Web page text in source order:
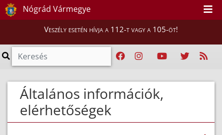
Nógrád Vármegye
Veszély esetén hívja a 112-t vagy a 105-öt!
Általános információk,
elérhetőségek